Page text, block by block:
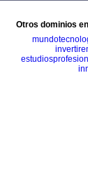
Otros dominios